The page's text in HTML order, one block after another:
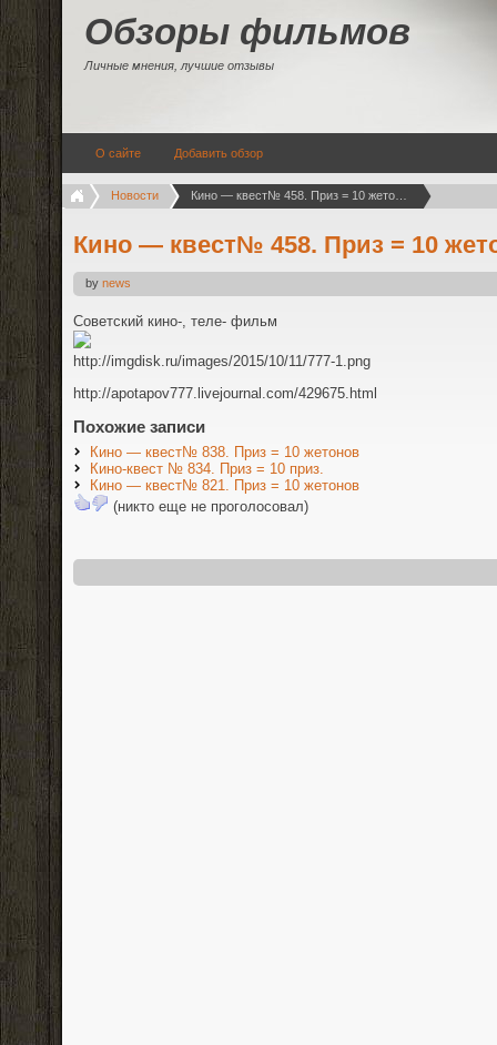
Обзоры фильмов
Личные мнения, лучшие отзывы
О сайте Добавить обзор
Новости
Кино — квест№ 458. Приз = 10
by news
Советский кино-, теле- фильм
http://imgdisk.ru/images/2015/10/11/777-1.png
http://apotapov777.livejournal.com/429675.html
Похожие записи
Кино — квест№ 838. Приз = 10 жетонов
Кино-квест № 834. Приз = 10 приз.
Кино — квест№ 821. Приз = 10 жетонов
(никто еще не проголосовал)